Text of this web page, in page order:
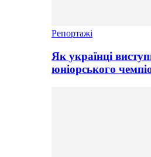
Репортажі
Як українці
юніорського